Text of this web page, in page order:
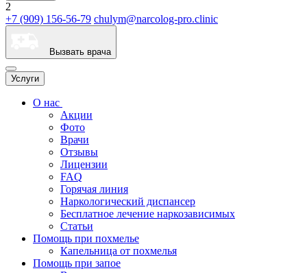
2
+7 (909) 156-56-79 chulym@narcolog-pro.clinic
Вызвать врача
Услуги
О нас
Акции
Фото
Врачи
Отзывы
Лицензии
FAQ
Горячая линия
Наркологический диспансер
Бесплатное лечение наркозависимых
Статьи
Помощь при похмелье
Капельница от похмелья
Помощь при запое